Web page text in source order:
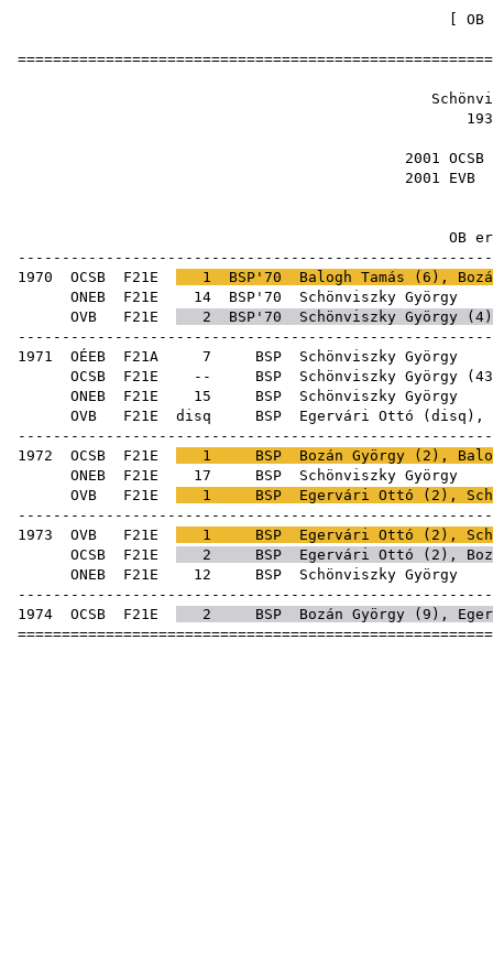
2001 OCSB
2001 EVB
OB
1970 OCSB F21E 1 BSP'70 Balogh Tamás ( 6 ),
ONEB F21E 14 BSP'70
OVB F21E 2 BSP'70 Schönviszky György ( 4
1971 OÉEB F21A 7 BSP
OCSB F21E -- BSP Schönviszky György ( 43
ONEB F21E 15 BSP
OVB F21E disq BSP Egervári Ottó ( disq ),
1972 OCSB F21E 1 BSP Bozán György ( 2 ),
ONEB F21E 17 BSP
OVB F21E 1 BSP Egervári Ottó ( 2 ),
1973 OVB F21E 1 BSP Egervári Ottó ( 2 ),
OCSB F21E 2 BSP Egervári Ottó ( 2 ),
ONEB F21E 12 BSP
1974 OCSB F21E 2 BSP Bozán György ( 9 ),